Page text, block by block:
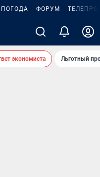
ПОГОДА ФОРУМ
экономиста Льготный